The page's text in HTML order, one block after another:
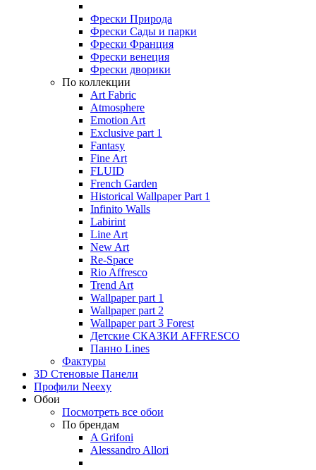
Фрески Природа
Фрески Сады и парки
Фрески Франция
Фрески венеция
Фрески дворики
По коллекции
Art Fabric
Atmosphere
Emotion Art
Exclusive part 1
Fantasy
Fine Art
FLUID
French Garden
Historical Wallpaper Part 1
Infinito Walls
Labirint
Line Art
New Art
Re-Space
Rio Affresco
Trend Art
Wallpaper part 1
Wallpaper part 2
Wallpaper part 3 Forest
Детские СКАЗКИ AFFRESCO
Панно Lines
Фактуры
3D Стеновые Панели
Профили Neexy
Обои
Посмотреть все обои
По брендам
A Grifoni
Alessandro Allori